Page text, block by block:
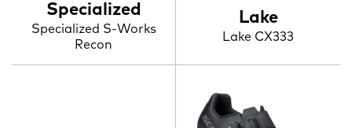
Specialized
Specialized S-Works
Recon
Lake
Lake CX333